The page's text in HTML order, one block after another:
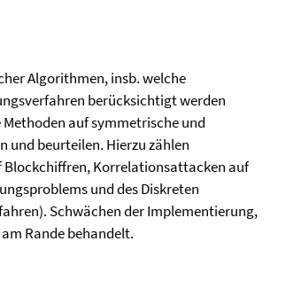
Algorithmen, insb. welche
berücksichtigt werden
auf symmetrische und
und beurteilen. Hierzu zählen
Blockchiffren, Korrelationsattacken auf
und des Diskreten
Schwächen der Implementierung,
Rande behandelt.